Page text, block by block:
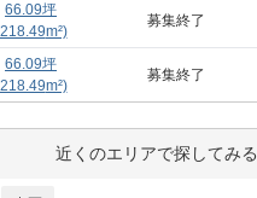
66.09坪
218.49m²)
募集終了
66.09坪
218.49m²)
募集終了
近くのエリアで探してみる